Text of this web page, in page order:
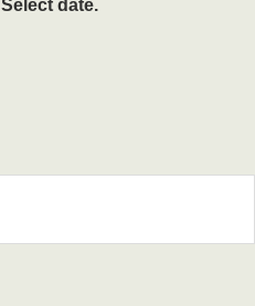
Select date.